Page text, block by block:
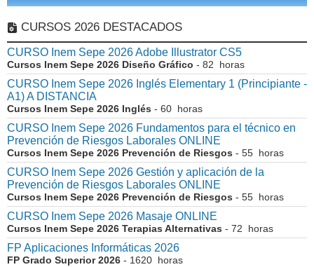
CURSOS 2026 DESTACADOS
CURSO Inem Sepe 2026 Adobe Illustrator CS5
Cursos Inem Sepe 2026 Diseño Gráfico - 82 horas
CURSO Inem Sepe 2026 Inglés Elementary 1 (Principiante -
A1) A DISTANCIA
Cursos Inem Sepe 2026 Inglés - 60 horas
CURSO Inem Sepe 2026 Fundamentos para el técnico en
Prevención de Riesgos Laborales ONLINE
Cursos Inem Sepe 2026 Prevención de Riesgos - 55 horas
CURSO Inem Sepe 2026 Gestión y aplicación de la
Prevención de Riesgos Laborales ONLINE
Cursos Inem Sepe 2026 Prevención de Riesgos - 55 horas
CURSO Inem Sepe 2026 Masaje ONLINE
Cursos Inem Sepe 2026 Terapias Alternativas - 72 horas
FP Aplicaciones Informáticas 2026
FP Grado Superior 2026 - 1620 horas